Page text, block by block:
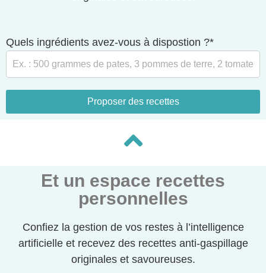
Quels ingrédients avez-vous à dispostion ?*
Proposer des recettes
Et un espace recettes
personnelles
Confiez la gestion de vos restes à l’intelligence
artificielle et recevez des recettes anti-gaspillage
originales et savoureuses.